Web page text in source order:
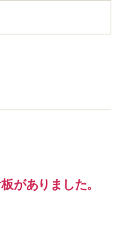
がありました。